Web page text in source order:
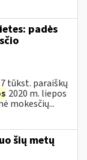
padės
tūkst. paraiškų
2020 m. liepos
mokesčių...
šių metų